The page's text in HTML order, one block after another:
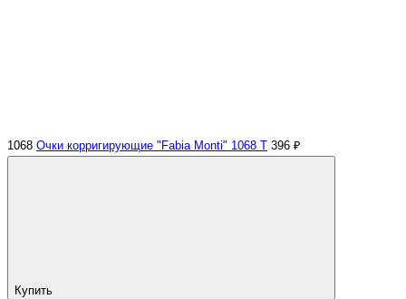
1068 Очки корригирующие "Fabia Monti" 1068 Т 396 ₽
Купить